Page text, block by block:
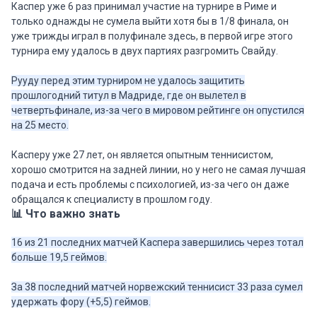
Каспер уже 6 раз принимал участие на турнире в Риме и
только однажды не сумела выйти хотя бы в 1/8 финала, он
уже трижды играл в полуфинале здесь, в первой игре этого
турнира ему удалось в двух партиях разгромить Свайду.
Рууду перед этим турниром не удалось защитить
прошлогодний титул в Мадриде, где он вылетел в
четвертьфинале, из-за чего в мировом рейтинге он опустился
на 25 место.
Касперу уже 27 лет, он является опытным теннисистом,
хорошо смотрится на задней линии, но у него не самая лучшая
подача и есть проблемы с психологией, из-за чего он даже
обращался к специалисту в прошлом году.
📊 Что важно знать
16 из 21 последних матчей Каспера завершились через тотал
больше 19,5 геймов.
За 38 последний матчей норвежский теннисист 33 раза сумел
удержать фору (+5,5) геймов.